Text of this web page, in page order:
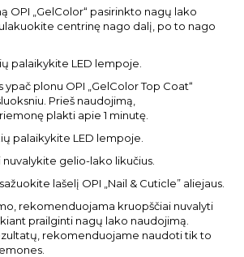
OPI „GelColor“ pasirinkto nagų lako
centrinę nago dalį, po to nago
palaikykite LED lempoje.
plonu OPI „GelColor Top Coat“
Prieš naudojimą,
plakti apie 1 minutę.
palaikykite LED lempoje.
nuvalykite gelio-lako likučius.
lašelį OPI „Nail & Cuticle” aliejaus.
rekomenduojama kruopščiai nuvalyti
prailginti nagų lako naudojimą.
rekomenduojame naudoti tik to